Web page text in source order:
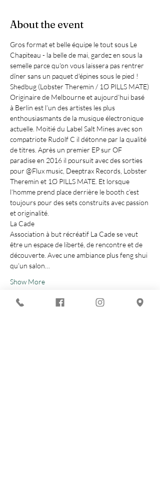
About the event
Gros format et belle équipe le tout sous Le
Chapiteau - la belle de mai, gardez en sous la
semelle parce qu'on vous laissera pas rentrer
dîner sans un paquet d'épines sous le pied !
Shedbug (Lobster Theremin / 1Ø PILLS MATE)
Originaire de Melbourne et aujourd’hui basé
à Berlin est l’un des artistes les plus
enthousiasmants de la musique électronique
actuelle. Moitié du Label Salt Mines avec son
compatriote Rudolf C il détonne par la qualité
de titres. Après un premier EP sur OF
paradise en 2016 il poursuit avec des sorties
pour @Flux music, Deeptrax Records, Lobster
Theremin et 1Ø PILLS MATE. Et lorsque
l’homme prend place derrière le booth c’est
toujours pour des sets construits avec passion
et originalité.
La Cade
Association à but récréatif La Cade se veut
être un espace de liberté, de rencontre et de
découverte. Avec une ambiance plus feng shui
qu’un salon…
Show More